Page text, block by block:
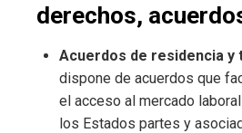
derechos,
Acuerdos de residencia y
dispone de acuerdos que
el acceso al mercado
los Estados partes y